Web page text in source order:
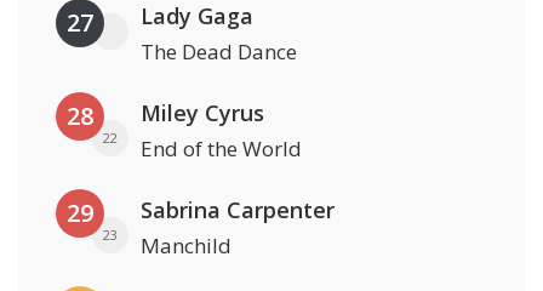
27 Lady Gaga
The Dead Dance
28
22
Miley Cyrus
End of the World
29
23
Sabrina Carpenter
Manchild